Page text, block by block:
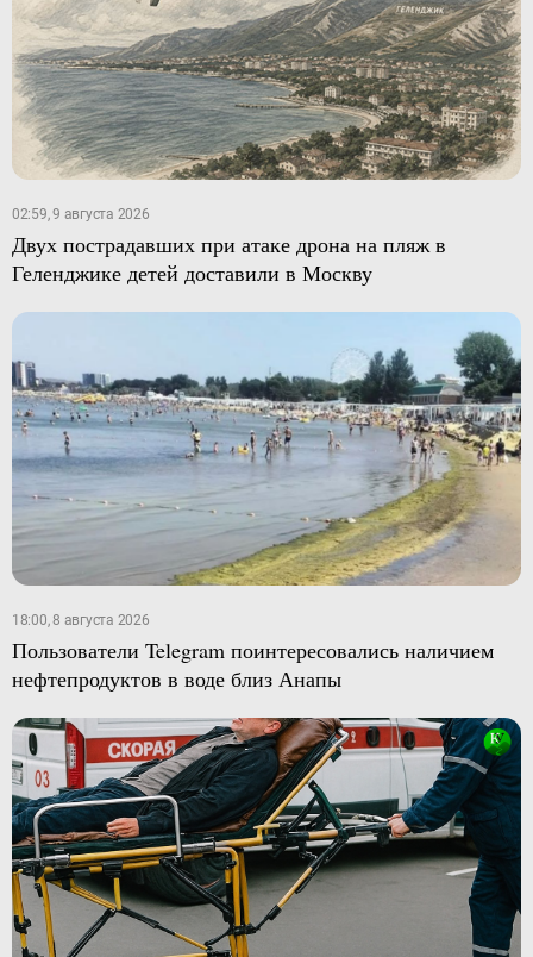
02:59, 9 августа 2026
Двух пострадавших при атаке дрона на пляж в
Геленджике детей доставили в Москву
18:00, 8 августа 2026
Пользователи Telegram поинтересовались наличием
нефтепродуктов в воде близ Анапы